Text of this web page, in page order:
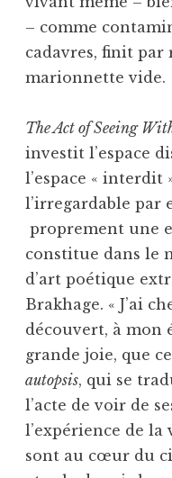
– comme
cadavres, finit par
marionnette vide.
The Act of Seeing
investit l’espace
l’espace « interdit
l’irregardable par
proprement une
constitue dans le
d’art poétique
Brakhage. « J’ai
découvert, à mon
grande joie, que
autopsis, qui se
l’acte de voir de
l’expérience de
sont au cœur du